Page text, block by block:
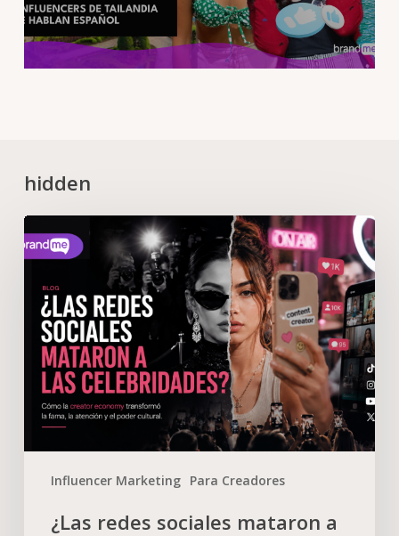
hidden
Influencer Marketing Para Creadores
¿Las redes sociales mataron a